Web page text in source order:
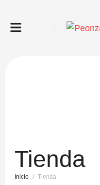
Tienda
Inicio / Tienda